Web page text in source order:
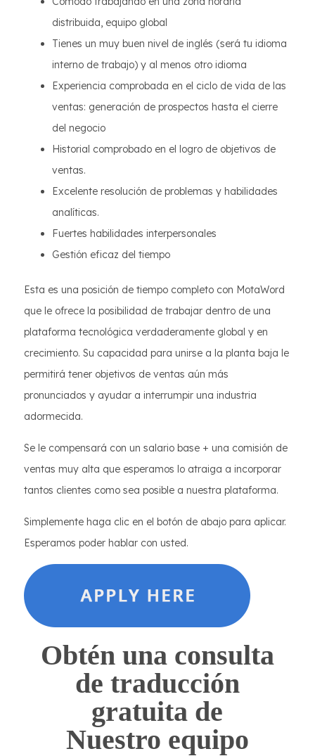
distribuida, equipo global
Tienes un muy buen nivel de inglés (será tu idioma
interno de trabajo) y al menos otro idioma
Experiencia comprobada en el ciclo de vida de las
ventas: generación de prospectos hasta el cierre
del negocio
Historial comprobado en el logro de objetivos de
ventas.
Excelente resolución de problemas y habilidades
analíticas.
Fuertes habilidades interpersonales
Gestión eficaz del tiempo
Esta es una posición de tiempo completo con MotaWord
que le ofrece la posibilidad de trabajar dentro de una
plataforma tecnológica verdaderamente global y en
crecimiento. Su capacidad para unirse a la planta baja le
permitirá tener objetivos de ventas aún más
pronunciados y ayudar a interrumpir una industria
adormecida.
Se le compensará con un salario base + una comisión de
ventas muy alta que esperamos lo atraiga a incorporar
tantos clientes como sea posible a nuestra plataforma.
Simplemente haga clic en el botón de abajo para aplicar.
Esperamos poder hablar con usted.
Obtén una consulta
de traducción
gratuita de
Nuestro equipo